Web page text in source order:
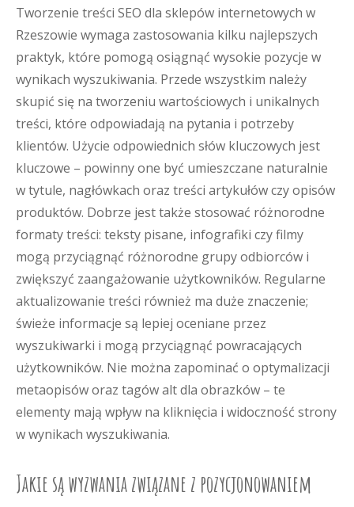
Tworzenie treści SEO dla sklepów internetowych w
Rzeszowie wymaga zastosowania kilku najlepszych
praktyk, które pomogą osiągnąć wysokie pozycje w
wynikach wyszukiwania. Przede wszystkim należy
skupić się na tworzeniu wartościowych i unikalnych
treści, które odpowiadają na pytania i potrzeby
klientów. Użycie odpowiednich słów kluczowych jest
kluczowe – powinny one być umieszczane naturalnie
w tytule, nagłówkach oraz treści artykułów czy opisów
produktów. Dobrze jest także stosować różnorodne
formaty treści: teksty pisane, infografiki czy filmy
mogą przyciągnąć różnorodne grupy odbiorców i
zwiększyć zaangażowanie użytkowników. Regularne
aktualizowanie treści również ma duże znaczenie;
świeże informacje są lepiej oceniane przez
wyszukiwarki i mogą przyciągnąć powracających
użytkowników. Nie można zapominać o optymalizacji
metaopisów oraz tagów alt dla obrazków – te
elementy mają wpływ na kliknięcia i widoczność strony
w wynikach wyszukiwania.
Jakie są wyzwania związane z pozycjonowaniem